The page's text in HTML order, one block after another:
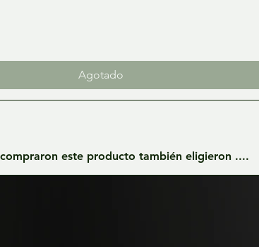
Agotado
este producto también eligieron ....